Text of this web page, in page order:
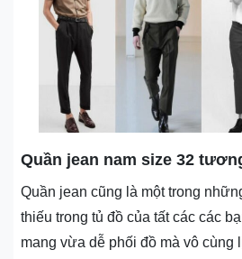
Quần jean nam size 32
Quần jean cũng là một trong
thiếu trong tủ đồ của tất các các
mang vừa dễ phối đồ mà vô cùng